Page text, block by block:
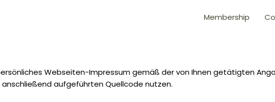
Membership
Webseiten-Impressum gemäß der von Ihnen getätigten
aufgeführten Quellcode nutzen.